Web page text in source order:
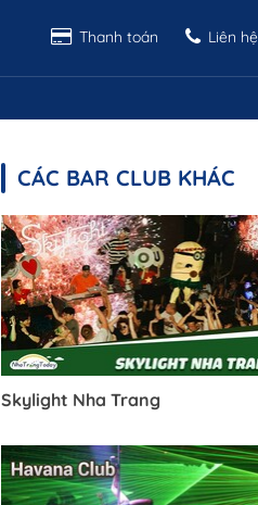
Thanh toán Liên hệ
CÁC BAR CLUB KHÁC
Skylight Nha Trang